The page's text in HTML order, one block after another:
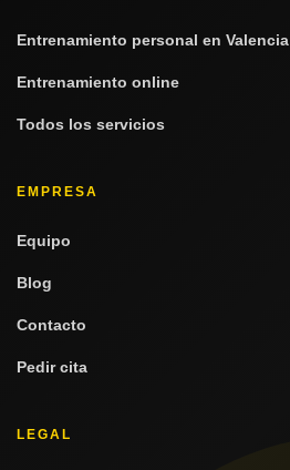
Entrenamiento personal en Valencia
Entrenamiento online
Todos los servicios
EMPRESA
Equipo
Blog
Contacto
Pedir cita
LEGAL